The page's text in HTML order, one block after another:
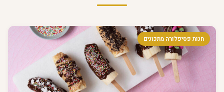
חנות פסיפלורה מתכונים